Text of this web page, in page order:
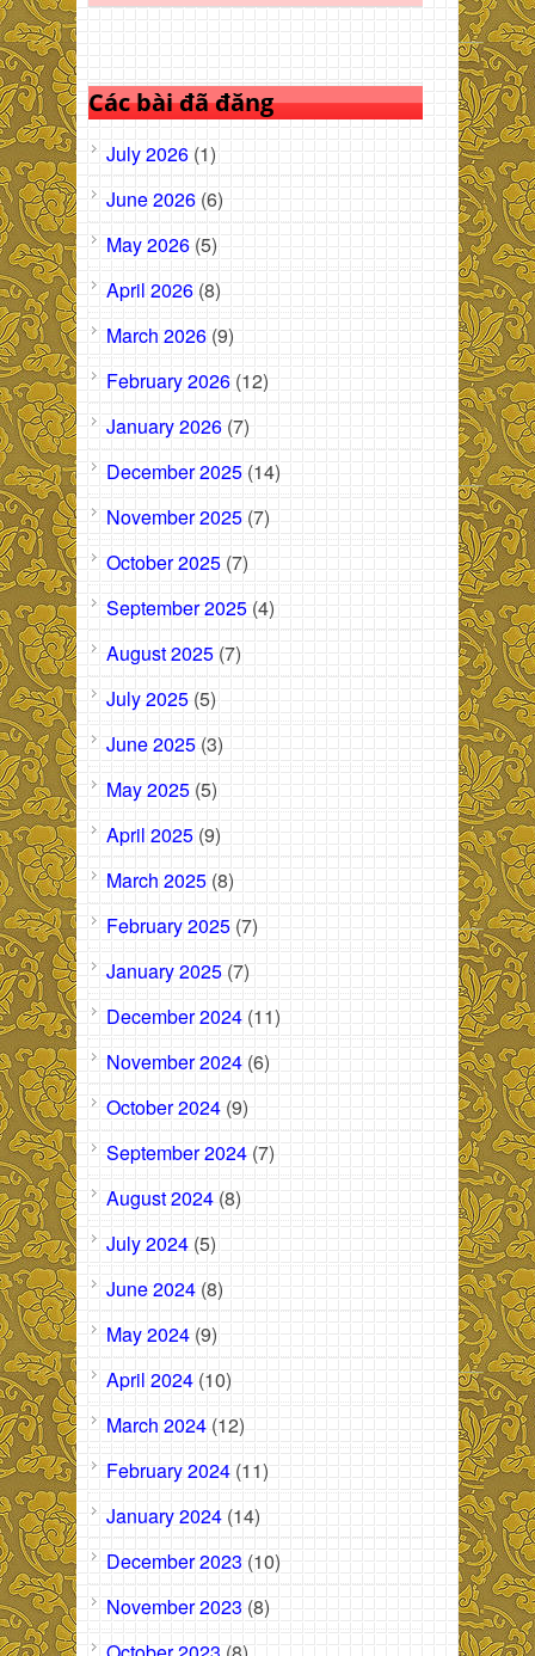
Các bài đã đăng
July 2026 (1)
June 2026 (6)
May 2026 (5)
April 2026 (8)
March 2026 (9)
February 2026 (12)
January 2026 (7)
December 2025 (14)
November 2025 (7)
October 2025 (7)
September 2025 (4)
August 2025 (7)
July 2025 (5)
June 2025 (3)
May 2025 (5)
April 2025 (9)
March 2025 (8)
February 2025 (7)
January 2025 (7)
December 2024 (11)
November 2024 (6)
October 2024 (9)
September 2024 (7)
August 2024 (8)
July 2024 (5)
June 2024 (8)
May 2024 (9)
April 2024 (10)
March 2024 (12)
February 2024 (11)
January 2024 (14)
December 2023 (10)
November 2023 (8)